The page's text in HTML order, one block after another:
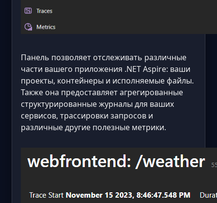
Панель позволяет отслеживать различные
части вашего приложения .NET Aspire: ваши
проекты, контейнеры и исполняемые файлы.
Также она предоставляет агрегированные
структурированные журналы для ваших
сервисов, трассировки запросов и
различные другие полезные метрики.